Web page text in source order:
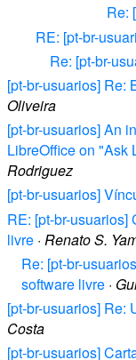
Re:
RE: [pt-br-
Re: [pt-br-
[pt-br-usuarios] Re:
Oliveira
[pt-br-usuarios] An
LibreOffice on "Ask
Rodriguez
[pt-br-usuarios]
RE: [pt-br-
livre · Renato S.
Re: [pt-br-
software livre ·
[pt-br-usuarios] Re:
Costa
[pt-br-usuarios]